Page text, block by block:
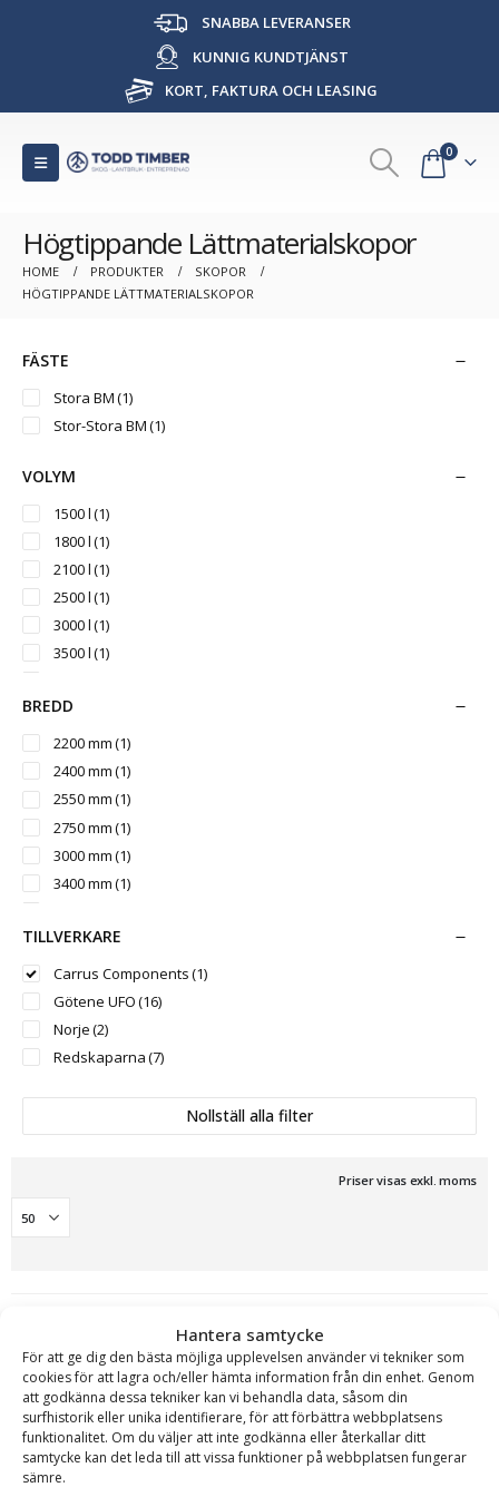
Hantera samtycke
För att ge dig den bästa möjliga upplevelsen använder vi tekniker som
cookies för att lagra och/eller hämta information från din enhet. Genom
att godkänna dessa tekniker kan vi behandla data, såsom din
surfhistorik eller unika identifierare, för att förbättra webbplatsens
funktionalitet. Om du väljer att inte godkänna eller återkallar ditt
samtycke kan det leda till att vissa funktioner på webbplatsen fungerar
sämre.
SNABBA LEVERANSER
KUNNIG KUNDTJÄNST
KORT, FAKTURA OCH LEASING
0
Högtippande Lättmaterialskopor
HOME PRODUKTER
SKOPOR
HÖGTIPPANDE LÄTTMATERIALSKOPOR
FÄSTE
Stora BM(1)
Stor-Stora BM(1)
VOLYM
1500 l(1)
1800 l(1)
2100 l(1)
2500 l(1)
3000 l(1)
3500 l(1)
5000 l
6000 l(1)
7000 l(1)
8000 l(1)
10000 l(1)
11000 l(1)
12000 l(1)
15000 l (1)
BREDD
2200 mm(1)
2400 mm(1)
2550 mm(1)
2750 mm(1)
3000 mm(1)
3400 mm(1)
4000 mm(1)
4500 mm(1)
TILLVERKARE
Carrus Components(1)
Götene UFO(16)
Norje(2)
Redskaparna(7)
Nollställ alla filter
Priser visas exkl. moms
Carrus Components
Högtippande lättmaterialskopa för hjullastare, volym